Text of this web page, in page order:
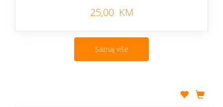
25,00 KM
Saznaj više